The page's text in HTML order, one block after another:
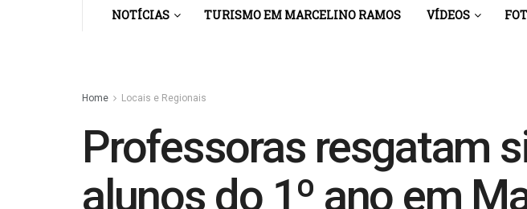
NOTÍCIAS TURISMO EM MARCELINO RAMOS VÍDEOS
Home Locais e Regionais
Professoras resgatam
alunos do 1º ano em